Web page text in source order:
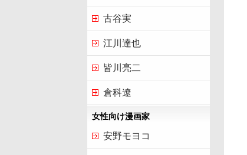
古谷実
江川達也
皆川亮二
倉科遼
女性向け漫画家
安野モヨコ